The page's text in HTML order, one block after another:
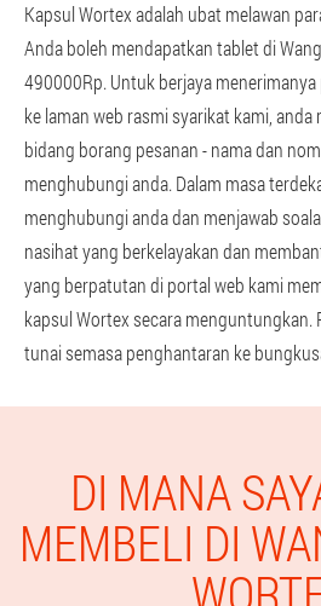
Kapsul Wortex adalah ubat melawan
Anda boleh mendapatkan tablet di
490000Rp. Untuk berjaya
ke laman web rasmi syarikat kami,
bidang borang pesanan - nama dan
menghubungi anda. Dalam masa
menghubungi anda dan menjawab
nasihat yang berkelayakan dan
yang berpatutan di portal web kami
kapsul Wortex secara menguntungkan.
tunai semasa penghantaran ke
DI MANA
MEMBELI DI